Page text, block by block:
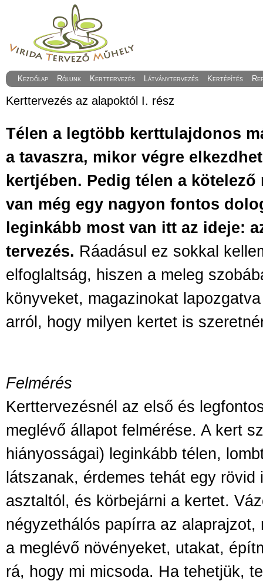
Kezdőlap Rólunk Kerttervezés Látványtervezés Kertépítés
Kerttervezés az alapoktól I. rész
Télen a legtöbb kerttulajdonos
a tavaszra, mikor végre
kertjében. Pedig télen a kötelező
van még egy nagyon fontos
leginkább most van itt az ideje:
tervezés. Ráadásul ez sokkal
elfoglaltság, hiszen a meleg
könyveket, magazinokat
arról, hogy milyen kertet is
Felmérés
Kerttervezésnél az első és
meglévő állapot felmérése. A kert
hiányosságai) leginkább télen,
látszanak, érdemes tehát egy rövid
asztaltól, és körbejárni a kertet.
négyzethálós papírra az alaprajzot,
a meglévő növényeket, utakat,
rá, hogy mi micsoda. Ha tehetjük,